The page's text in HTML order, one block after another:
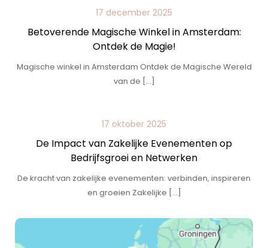
17 december 2025
Betoverende Magische Winkel in Amsterdam:
Ontdek de Magie!
Magische winkel in Amsterdam Ontdek de Magische Wereld
van de […]
17 oktober 2025
De Impact van Zakelijke Evenementen op
Bedrijfsgroei en Netwerken
De kracht van zakelijke evenementen: verbinden, inspireren
en groeien Zakelijke […]